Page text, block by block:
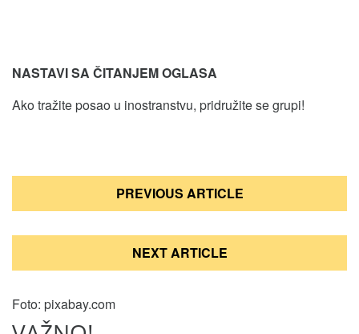
NASTAVI SA ČITANJEM OGLASA
Ako tražite posao u inostranstvu, pridružite se grupi!
Кретање
PREVIOUS ARTICLE
NEXT ARTICLE
Foto: pixabay.com